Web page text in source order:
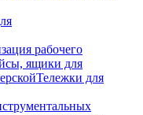
рабочего
ящики для
Тележки для